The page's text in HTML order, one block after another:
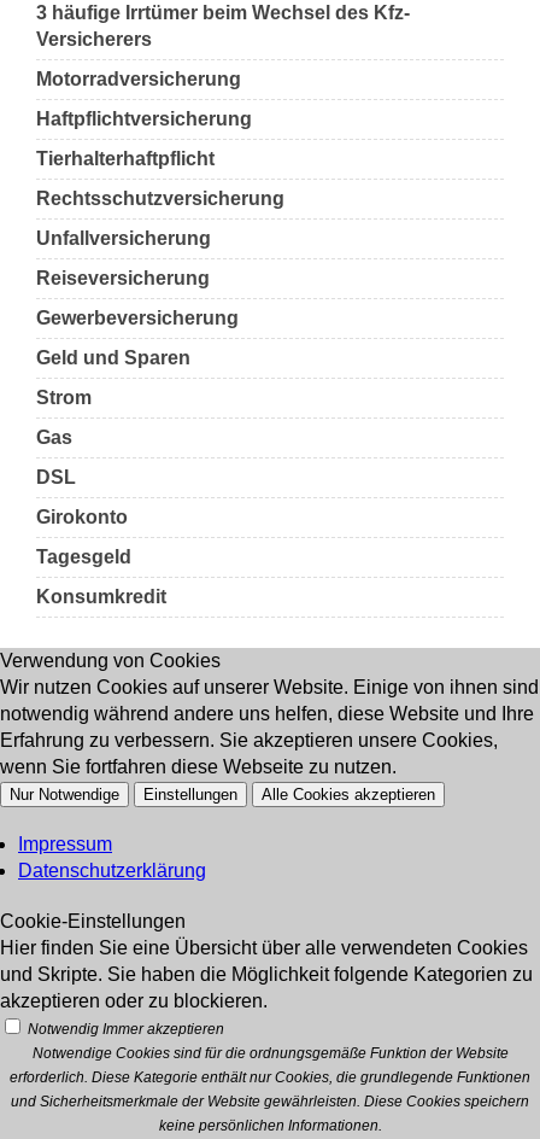
3 häufige Irrtümer beim Wechsel des Kfz-
Versicherers
Motorradversicherung
Haftpflichtversicherung
Tierhalterhaftpflicht
Rechtsschutzversicherung
Unfallversicherung
Reiseversicherung
Gewerbeversicherung
Geld und Sparen
Strom
Gas
DSL
Girokonto
Tagesgeld
Konsumkredit
Verwendung von Cookies
Wir nutzen Cookies auf unserer Website. Einige von ihnen sind
notwendig während andere uns helfen, diese Website und Ihre
Erfahrung zu verbessern. Sie akzeptieren unsere Cookies,
wenn Sie fortfahren diese Webseite zu nutzen.
Nur Notwendige Einstellungen Alle Cookies akzeptieren
Impressum
Datenschutzerklärung
Cookie-Einstellungen
Hier finden Sie eine Übersicht über alle verwendeten Cookies
und Skripte. Sie haben die Möglichkeit folgende Kategorien zu
akzeptieren oder zu blockieren.
Notwendig Immer akzeptieren
Notwendige Cookies sind für die ordnungsgemäße Funktion der Website
erforderlich. Diese Kategorie enthält nur Cookies, die grundlegende Funktionen
und Sicherheitsmerkmale der Website gewährleisten. Diese Cookies speichern
keine persönlichen Informationen.